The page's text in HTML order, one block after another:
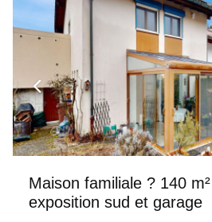
Maison familiale ? 140
exposition sud et garage